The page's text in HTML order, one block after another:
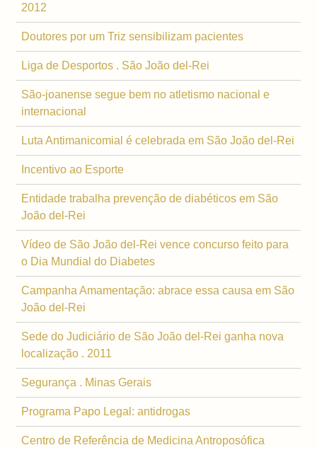
2012
Doutores por um Triz sensibilizam pacientes
Liga de Desportos . São João del-Rei
São-joanense segue bem no atletismo nacional e
internacional
Luta Antimanicomial é celebrada em São João del-Rei
Incentivo ao Esporte
Entidade trabalha prevenção de diabéticos em São
João del-Rei
Vídeo de São João del-Rei vence concurso feito para
o Dia Mundial do Diabetes
Campanha Amamentação: abrace essa causa em São
João del-Rei
Sede do Judiciário de São João del-Rei ganha nova
localização . 2011
Segurança . Minas Gerais
Programa Papo Legal: antidrogas
Centro de Referência de Medicina Antroposófica